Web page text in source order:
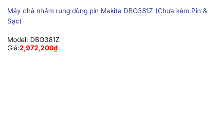
Máy chà nhám rung dùng pin Makita DBO381Z (Chưa kèm Pin &
Sạc)
Model: DBO381Z
Giá:2,972,200₫